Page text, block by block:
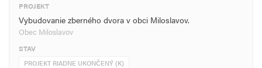
PROJEKT
Vybudovanie zberného dvora v obci Miloslavov.
Obec Miloslavov
STAV
PROJEKT RIADNE UKONČENÝ (K)